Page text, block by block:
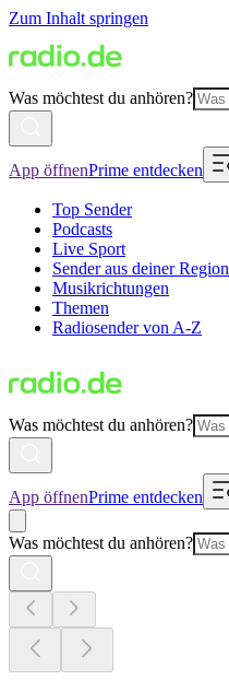
Zum Inhalt springen
Was möchtest du anhören?
App öffnenPrime entdecken
Top Sender
Podcasts
Live Sport
Sender aus deiner Region
Musikrichtungen
Themen
Radiosender von A-Z
Was möchtest du anhören?
App öffnenPrime entdecken
Was möchtest du anhören?